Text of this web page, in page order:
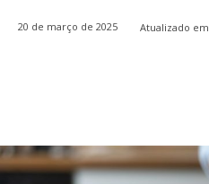
20 de março de 2025 Atualizado em